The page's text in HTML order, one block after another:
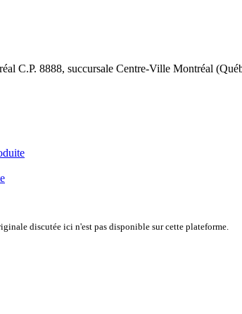
C.P. 8888, succursale Centre-Ville Montréal
discutée ici n'est pas disponible sur cette plateforme.